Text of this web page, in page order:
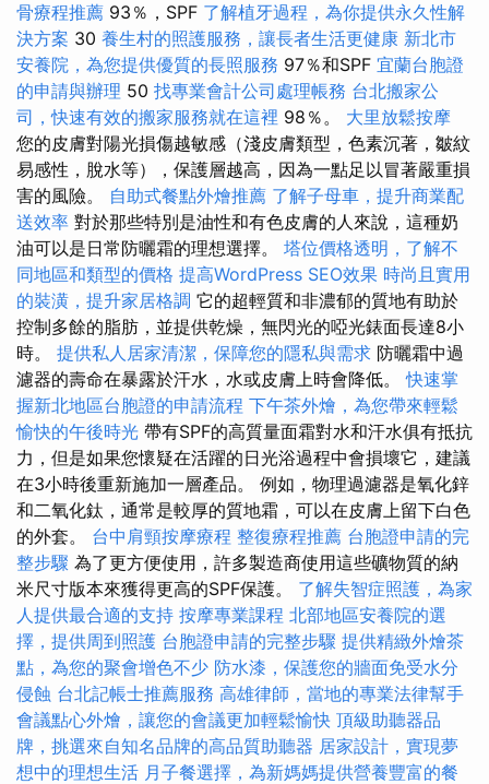
骨療程推薦 93％，SPF 了解植牙過程，為你提供永久性解
決方案 30 養生村的照護服務，讓長者生活更健康 新北市
安養院，為您提供優質的長照服務 97％和SPF 宜蘭台胞證
的申請與辦理 50 找專業會計公司處理帳務 台北搬家公
司，快速有效的搬家服務就在這裡 98％。 大里放鬆按摩
您的皮膚對陽光損傷越敏感（淺皮膚類型，色素沉著，皺紋
易感性，脫水等），保護層越高，因為一點足以冒著嚴重損
害的風險。 自助式餐點外燴推薦 了解子母車，提升商業配
送效率 對於那些特別是油性和有色皮膚的人來說，這種奶
油可以是日常防曬霜的理想選擇。 塔位價格透明，了解不
同地區和類型的價格 提高WordPress SEO效果 時尚且實用
的裝潢，提升家居格調 它的超輕質和非濃郁的質地有助於
控制多餘的脂肪，並提供乾燥，無閃光的啞光錶面長達8小
時。 提供私人居家清潔，保障您的隱私與需求 防曬霜中過
濾器的壽命在暴露於汗水，水或皮膚上時會降低。快速掌
握新北地區台胞證的申請流程 下午茶外燴，為您帶來輕鬆
愉快的午後時光 帶有SPF的高質量面霜對水和汗水俱有抵抗
力，但是如果您懷疑在活躍的日光浴過程中會損壞它，建議
在3小時後重新施加一層產品。 例如，物理過濾器是氧化鋅
和二氧化鈦，通常是較厚的質地霜，可以在皮膚上留下白色
的外套。 台中肩頸按摩療程 整復療程推薦 台胞證申請的完
整步驟 為了更方便使用，許多製造商使用這些礦物質的納
米尺寸版本來獲得更高的SPF保護。 了解失智症照護，為家
人提供最合適的支持 按摩專業課程 北部地區安養院的選
擇，提供周到照護 台胞證申請的完整步驟 提供精緻外燴茶
點，為您的聚會增色不少 防水漆，保護您的牆面免受水分
侵蝕 台北記帳士推薦服務 高雄律師，當地的專業法律幫手
會議點心外燴，讓您的會議更加輕鬆愉快 頂級助聽器品
牌，挑選來自知名品牌的高品質助聽器 居家設計，實現夢
想中的理想生活 月子餐選擇，為新媽媽提供營養豐富的餐